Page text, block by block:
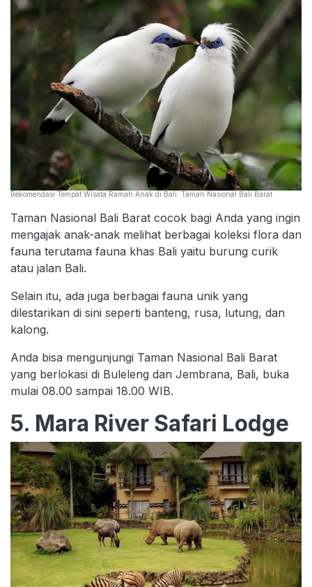
Rekomendasi Tempat Wisata Ramah Anak di Bali: Taman Nasional Bali Barat
Taman Nasional Bali Barat cocok bagi Anda yang ingin
mengajak anak-anak melihat berbagai koleksi flora dan
fauna terutama fauna khas Bali yaitu burung curik
atau jalan Bali.
Selain itu, ada juga berbagai fauna unik yang
dilestarikan di sini seperti banteng, rusa, lutung, dan
kalong.
Anda bisa mengunjungi Taman Nasional Bali Barat
yang berlokasi di Buleleng dan Jembrana, Bali, buka
mulai 08.00 sampai 18.00 WIB.
5. Mara River Safari Lodge